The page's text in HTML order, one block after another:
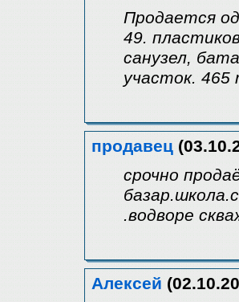
Продается
49.
санузел,
участок.
продавец
срочно
.водворе
Алексей